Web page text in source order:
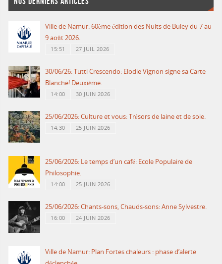
Ville de Namur: 60ème édition des Nuits de Buley du 7 au
9 août 2026.
15:51 27 JUIL 2026
30/06/26: Tutti Crescendo: Elodie Vignon signe sa Carte
Blanche! Deuxième.
14:00 30 JUIN 2026
25/06/2026: Culture et vous: Trésors de laine et de soie.
14:30 25 JUIN 2026
25/06/2026: Le temps d’un café: Ecole Populaire de
Philosophie.
14:00 25 JUIN 2026
25/06/2026: Chants-sons, Chauds-sons: Anne Sylvestre.
16:00 24 JUIN 2026
Ville de Namur: Plan Fortes chaleurs : phase d’alerte